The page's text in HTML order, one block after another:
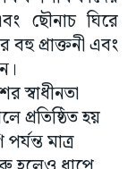
ছৌনাচ ঘিরে
বহু প্রাক্তনী এবং
স্বাধীনতা
প্রতিষ্ঠিত হয়
মাত্র